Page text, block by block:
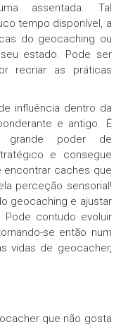
assentada. Tal
tempo disponível, a
do geocaching ou
estado. Pode ser
recriar as práticas
influência dentro da
e antigo. É
grande poder de
e consegue
encontrar caches que
perceção sensorial!
geocaching e ajustar
contudo evoluir
se então num
vidas de geocacher,
que não gosta